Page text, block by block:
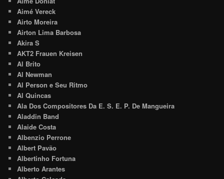
Aimé Vereck
Airto Moreira
Airton Lima Barbosa
Akira S
AKT2 Frauen Kreisen
Al Brito
Al Newman
Al Person e Seu Ritmo
Al Quincas
Ala Dos Compositores Da E. S. E. P. De Mangueira
Aladdin Band
Alaide Costa
Albenzio Perrone
Albert Pavão
Albertinho Fortuna
Alberto Arantes